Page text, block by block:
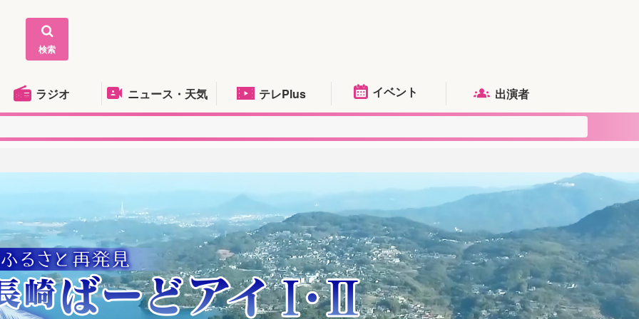
検索
ラジオ ニュース・天気 テレPlus イベント 出演者